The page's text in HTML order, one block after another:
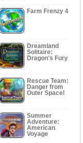
Farm Frenzy 4
Dreamland
Solitaire:
Dragon's Fury
Rescue Team:
Danger from
Outer Space!
Summer
Adventure:
American
Voyage